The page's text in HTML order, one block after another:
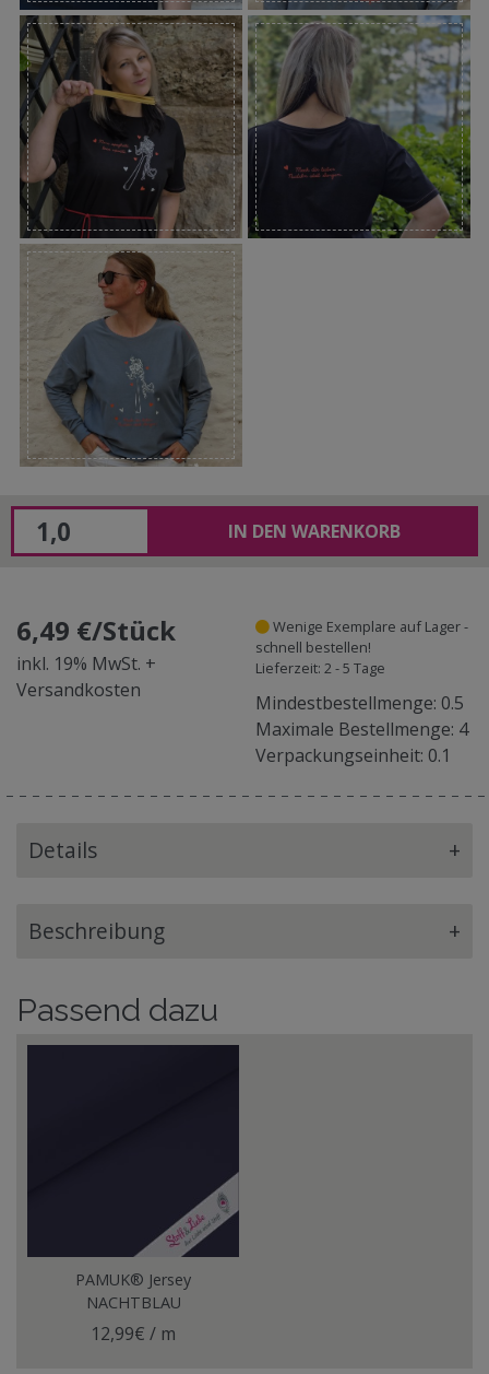
IN DEN WARENKORB
6,49 €/Stück
inkl. 19% MwSt. +
Versandkosten
Wenige Exemplare auf Lager -
schnell bestellen!
Lieferzeit: 2 - 5 Tage
Mindestbestellmenge: 0.5
Maximale Bestellmenge: 4
Verpackungseinheit: 0.1
Details +
Beschreibung +
Passend dazu
PAMUK® Jersey
NACHTBLAU
12,99€ / m